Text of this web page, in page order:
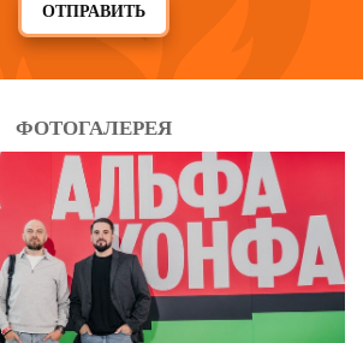
ОТПРАВИТЬ
ФОТОГАЛЕРЕЯ